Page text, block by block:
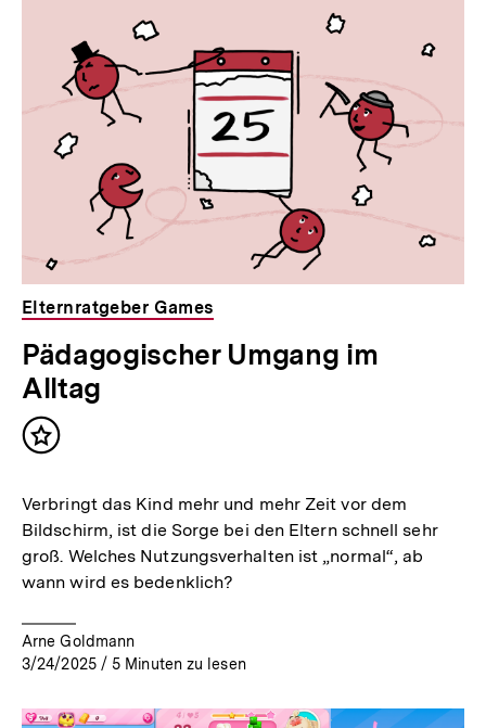
Elternratgeber Games
Pädagogischer Umgang im
Alltag
Inhalt
Verbringt das Kind mehr und mehr Zeit vor dem
Bildschirm, ist die Sorge bei den Eltern schnell sehr
groß. Welches Nutzungsverhalten ist „normal“, ab
wann wird es bedenklich?
Arne Goldmann
3/24/2025 / 5 Minuten zu lesen